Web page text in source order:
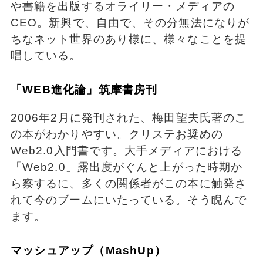
や書籍を出版するオライリー・メディアの
CEO。新興で、自由で、その分無法になりが
ちなネット世界のあり様に、様々なことを提
唱している。
「WEB進化論」筑摩書房刊
2006年2月に発刊された、梅田望夫氏著のこ
の本がわかりやすい。クリステお奨めの
Web2.0入門書です。大手メディアにおける
「Web2.0」露出度がぐんと上がった時期か
ら察するに、多くの関係者がこの本に触発さ
れて今のブームにいたっている。そう睨んで
ます。
マッシュアップ（MashUp）